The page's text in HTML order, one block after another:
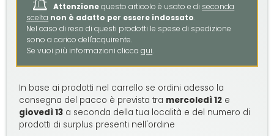
Attenzionequesto articolo è usato e di seconda
scelta non è adatto per essere indossato.
Nel caso di reso di questi prodotti le spese di spedizione
sono a carico dell'acquirente.
Se vuoi più informazioni cliccaqui.
In base ai prodotti nel carrello se ordini adesso la
consegna del pacco è prevista tra mercoledì 12 e
giovedì 13 a seconda della tua località e del numero di
prodotti di surplus presenti nell'ordine